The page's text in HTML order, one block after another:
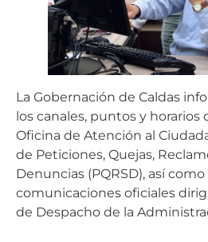
La Gobernación de Caldas
los canales, puntos y horarios
Oficina de Atención al
de Peticiones, Quejas,
Denuncias (PQRSD), así como
comunicaciones oficiales
de Despacho de la